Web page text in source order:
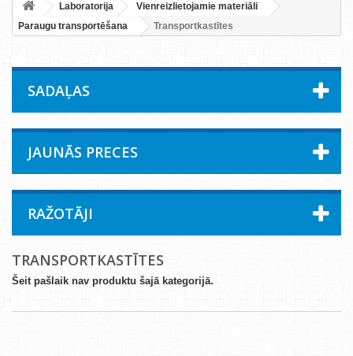
Laboratorija
Vienreizlietojamie materiāli
Paraugu transportēšana
Transportkastītes
SADAĻAS
JAUNĀS PRECES
RAŽOTĀJI
TRANSPORTKASTĪTES
Šeit pašlaik nav produktu šajā kategorijā.